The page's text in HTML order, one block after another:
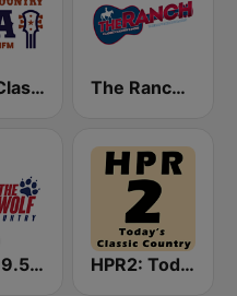
KKXA Classic Country 1520 The Ranch - Classic Country
KPLX 99.5 The Wolf FM HPR2: Today's Classic Country